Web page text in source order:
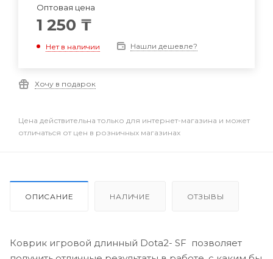
Оптовая цена
1 250 ₸
Нет в наличии Нашли дешевле?
Хочу в подарок
Цена действительна только для интернет-магазина и может
отличаться от цен в розничных магазинах
ОПИСАНИЕ НАЛИЧИЕ ОТЗЫВЫ
Коврик игровой длинный Dota2- SF позволяет